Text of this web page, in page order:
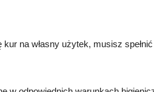
na własny użytek, musisz